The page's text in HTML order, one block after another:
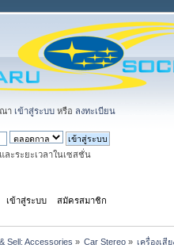
า เข้าสู่ระบบ หรือ ลงทะเบียน
ะระยะเวลาในเซสชั่น
เข้าสู่ระบบ สมัครสมาชิก
Sell: Accessories » Car Stereo» เครื่องเสี